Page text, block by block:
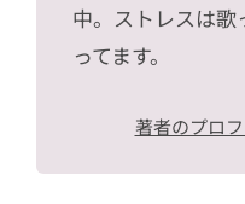
中。ストレスは
ってます。
著者のプロ